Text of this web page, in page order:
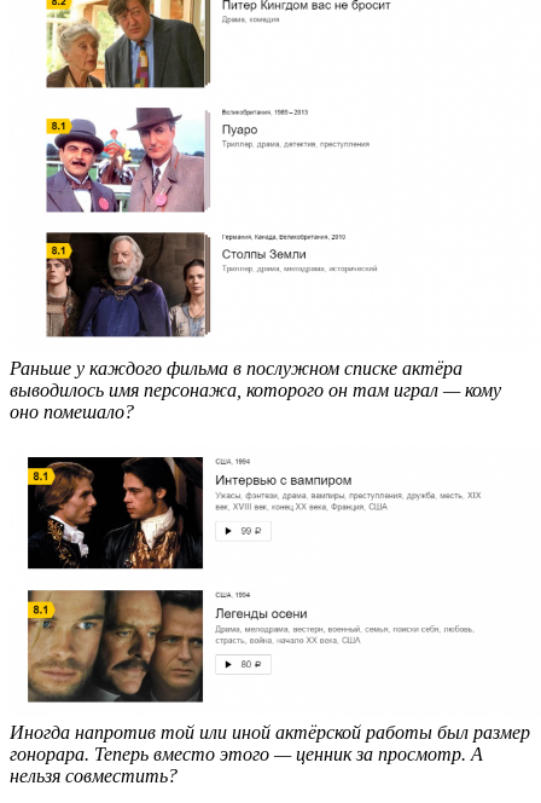
Раньше у каждого фильма в послужном списке актёра
выводилось имя персонажа, которого он там играл — кому
оно помешало?
Иногда напротив той или иной актёрской работы был размер
гонорара. Теперь вместо этого — ценник за просмотр. А
нельзя совместить?